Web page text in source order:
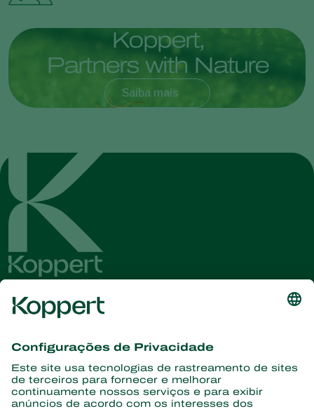
Koppert,
Partners with Nature
Saiba mais
informações
Assine aqui